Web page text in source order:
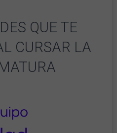
QUE TE
CURSAR LA